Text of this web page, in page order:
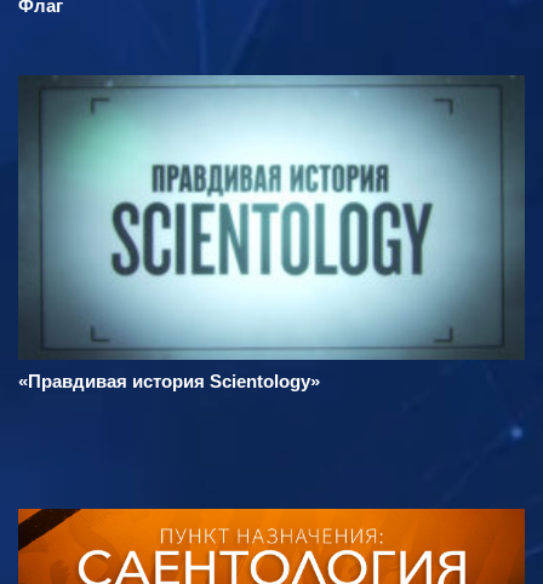
Флаг
«Правдивая история Scientology»